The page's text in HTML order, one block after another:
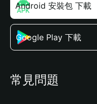
Android 安裝包 下載
Google Play 下載
常見問題